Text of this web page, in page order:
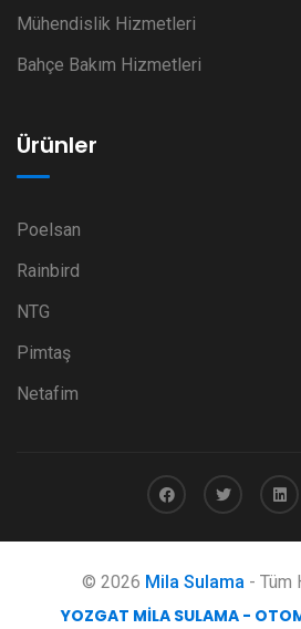
Mühendislik Hizmetleri
Bahçe Bakım Hizmetleri
Ürünler
Poelsan
Rainbird
NTG
Pimtaş
Netafim
© 2026 Mila Sulama - Tüm
YOZGAT MILA SULAMA -